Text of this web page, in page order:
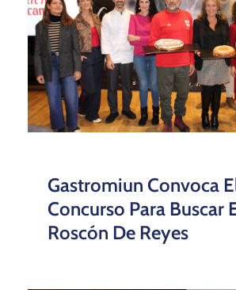
Gastromiun Convoca
Concurso Para Buscar
Roscón De Reyes